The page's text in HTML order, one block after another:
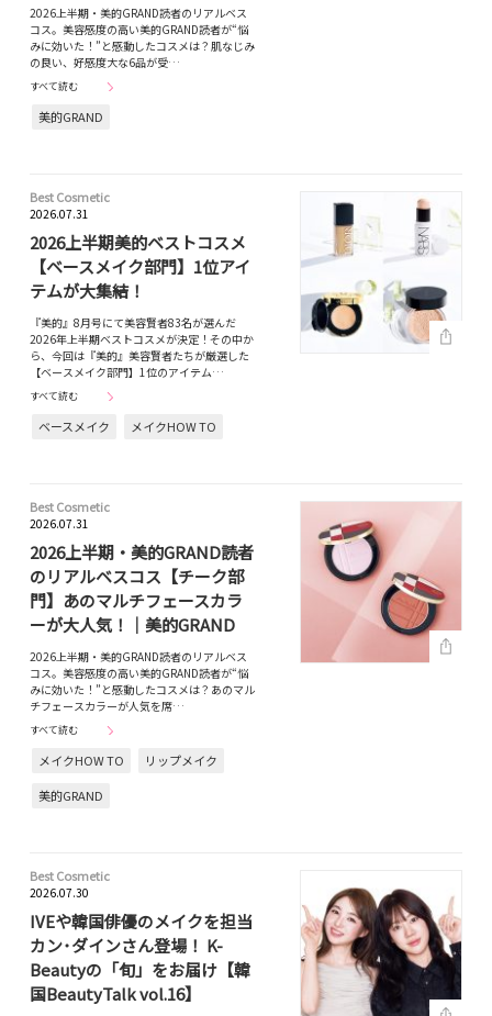
2026上半期・美的GRAND読者のリアルベス
コス。美容感度の高い美的GRAND読者が“悩
みに効いた！”と感動したコスメは？肌なじみ
の良い、好感度大な6品が受…
すべて読む
美的GRAND
Best Cosmetic
2026.07.31
2026上半期美的ベストコスメ
【ベースメイク部門】1位アイ
テムが大集結！
『美的』8月号にて美容賢者83名が選んだ
2026年上半期ベストコスメが決定！その中か
ら、今回は『美的』美容賢者たちが厳選した
【ベースメイク部門】1位のアイテム…
すべて読む
ベースメイク メイクHOW TO
Best Cosmetic
2026.07.31
2026上半期・美的GRAND読者
のリアルベスコス【チーク部
門】あのマルチフェースカラ
ーが大人気！｜美的GRAND
2026上半期・美的GRAND読者のリアルベス
コス。美容感度の高い美的GRAND読者が“悩
みに効いた！”と感動したコスメは？あのマル
チフェースカラーが人気を席…
すべて読む
メイクHOW TO
リップメイク
美的GRAND
Best Cosmetic
2026.07.30
IVEや韓国俳優のメイクを担当
カン･ダインさん登場！ K-
Beautyの「旬」をお届け【韓
国BeautyTalk vol.16】